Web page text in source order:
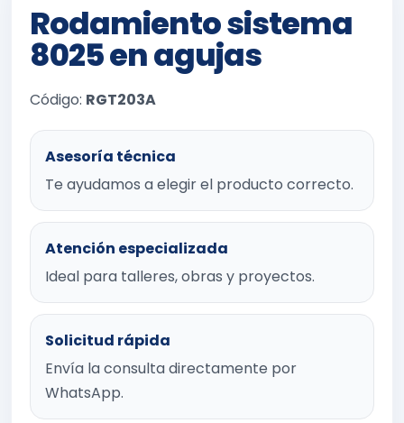
Rodamiento sistema
8025 en agujas
Código: RGT203A
Asesoría técnica
Te ayudamos a elegir el producto correcto.
Atención especializada
Ideal para talleres, obras y proyectos.
Solicitud rápida
Envía la consulta directamente por
WhatsApp.